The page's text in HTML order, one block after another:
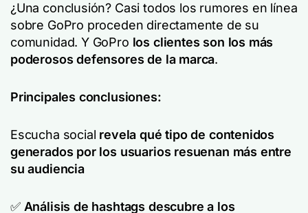
¿Una conclusión? Casi todos los rumores en línea
sobre GoPro proceden directamente de su
comunidad. Y GoPro los clientes son los más
poderosos defensores de la marca.
Principales conclusiones:
Escucha social revela qué tipo de contenidos
generados por los usuarios resuenan más entre
su audiencia
✅ Análisis de hashtags descubre a los